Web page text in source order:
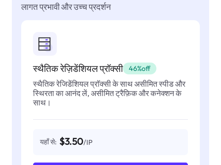
लागत प्रभावी और उच्च प्रदर्शन
स्थैतिक रेज़िडेंशियल प्रॉक्सी 46%off
स्थैतिक रेजिडेंशियल प्रॉक्सी के साथ असीमित स्पीड और
स्थिरता का आनंद लें, असीमित ट्रैफ़िक और कनेक्शन के
साथ।
यहाँ से: $3.50/IP